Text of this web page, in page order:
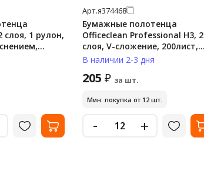
слоя, 1 рулон,
Арт.я374468
Бумажные полотенца
Officeclean Professional Н3, 2
слоя, V-сложение, 200лист,
белые
В наличии 2-3 дня
205 ₽ за шт.
Мин. покупка от 12 шт.
- +